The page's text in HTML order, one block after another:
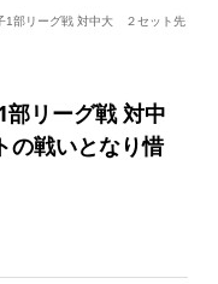
1部リーグ戦 対中大 ２セット先
部リーグ戦 対中
戦いとなり惜